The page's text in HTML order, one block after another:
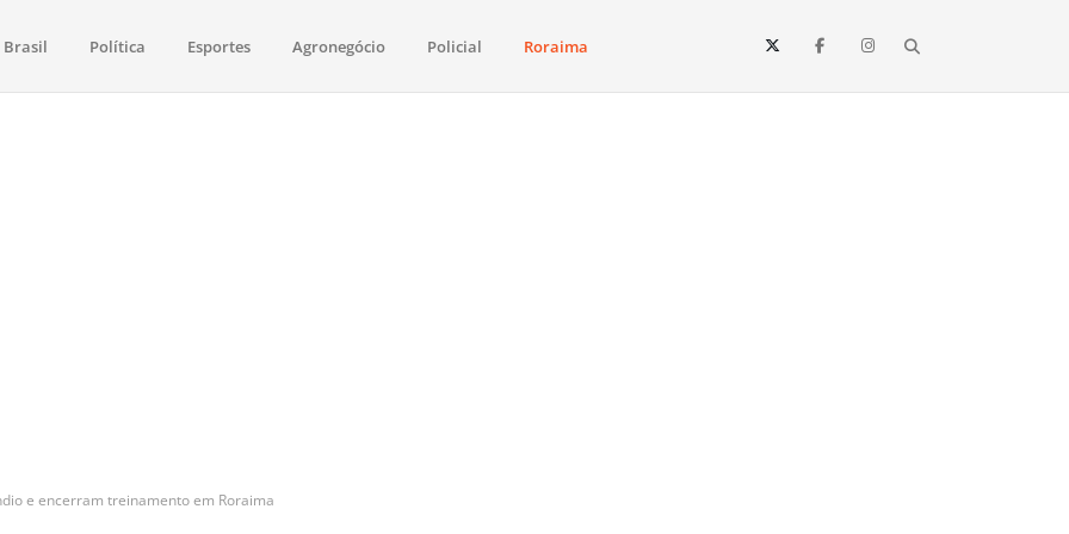
saúde, esportes, economia e os principais acontecimentos de Boa Vista e todo o estado de Roraima. Fique sempre informado
Brasil Política Esportes Agronegócio Policial Roraima
e encerram treinamento em Roraima